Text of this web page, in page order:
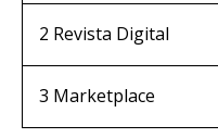
2 Revista Digital
3 Marketplace